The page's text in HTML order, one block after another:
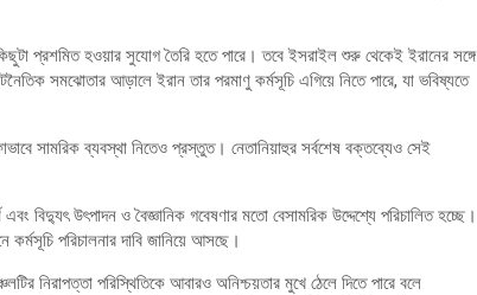
প্রশমিত হওয়ার সুযোগ তৈরি হতে পারে। তবে ইসরাইল শুরু থেকেই ইরানের সঙ্গে
সমঝোতার আড়ালে ইরান তার পরমাণু কর্মসূচি এগিয়ে নিতে পারে, যা ভবিষ্যতে
সামরিক ব্যবস্থা নিতেও প্রস্তুত। নেতানিয়াহুর সর্বশেষ বক্তব্যেও সেই
বিদ্যুৎ উৎপাদন ও বৈজ্ঞানিক গবেষণার মতো বেসামরিক উদ্দেশ্যে পরিচালিত হচ্ছে।
পরিচালনার দাবি জানিয়ে আসছে।
নিরাপত্তা পরিস্থিতিকে আবারও অনিশ্চয়তার মুখে ঠেলে দিতে পারে বলে